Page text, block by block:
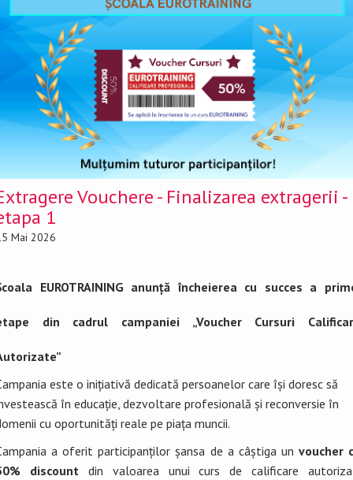
0Programe autorizate
0
Absolvenți cursuri
0
Ani de experiență
Vouchere - Finalizarea extragerii -
1
Mai 2026
EUROTRAININGanunță încheierea cu succes a
din cadrul campaniei „Voucher Cursuri
este o inițiativă dedicată persoanelor care își doresc să
în educație, dezvoltare profesională și reconversie în
cu oportunități reale pe piața muncii.
a oferit participanților șansa de a câștiga un voucher
discountdin valoarea unui curs de calificare